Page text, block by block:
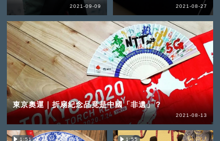
2021-09-09 2021-08-27
東京奧運｜折扇紀念品竟是中國「非遺」？
2021-08-13
1:51 1:55